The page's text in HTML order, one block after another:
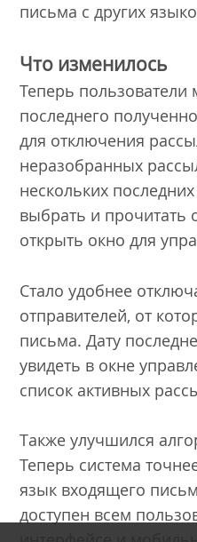
письма с других
Что изменилось
Теперь пользователи
последнего
для отключения
неразобранных
нескольких
выбрать и прочитать
открыть окно для
Стало удобнее
отправителей, от
письма. Дату
увидеть в окне
список активных
Также улучшился
Теперь система
язык входящего
доступен всем